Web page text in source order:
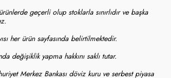
geçerli olup stoklarla sınırlıdır ve başka
her ürün sayfasında belirtilmektedir.
değişiklik yapma hakkını saklı tutar.
Merkez Bankası döviz kuru ve serbest piyasa